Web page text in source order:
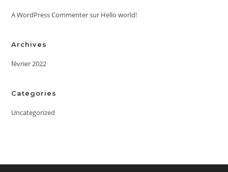
A WordPress Commentersur Hello world!
Archives
février 2022
Categories
Uncategorized